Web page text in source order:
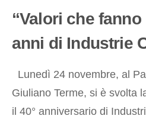
“Valori che
anni di Industrie
Lunedì 24 novembre, al
Giuliano Terme, si è svolta
il 40° anniversario di